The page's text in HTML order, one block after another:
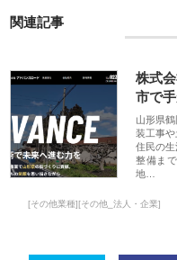
関連記事
株式
市で
山形県
装工事
住民の
整備ま
地…
[その他業種][その他_法人・企業]